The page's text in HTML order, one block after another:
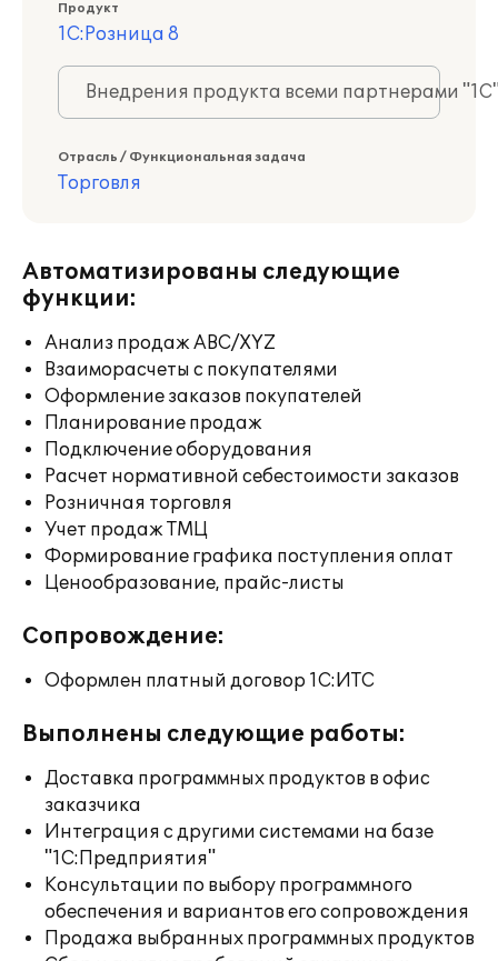
Продукт
1С:Розница 8
Внедрения продукта всеми партнерами
Отрасль / Функциональная задача
Торговля
Автоматизированы следующие
функции:
Анализ продаж ABC/XYZ
Взаиморасчеты с покупателями
Оформление заказов покупателей
Планирование продаж
Подключение оборудования
Расчет нормативной себестоимости заказов
Розничная торговля
Учет продаж ТМЦ
Формирование графика поступления оплат
Ценообразование, прайс-листы
Сопровождение:
Оформлен платный договор 1С:ИТС
Выполнены следующие работы:
Доставка программных продуктов в офис
заказчика
Интеграция с другими системами на базе
"1С:Предприятия"
Консультации по выбору программного
обеспечения и вариантов его сопровождения
Продажа выбранных программных продуктов